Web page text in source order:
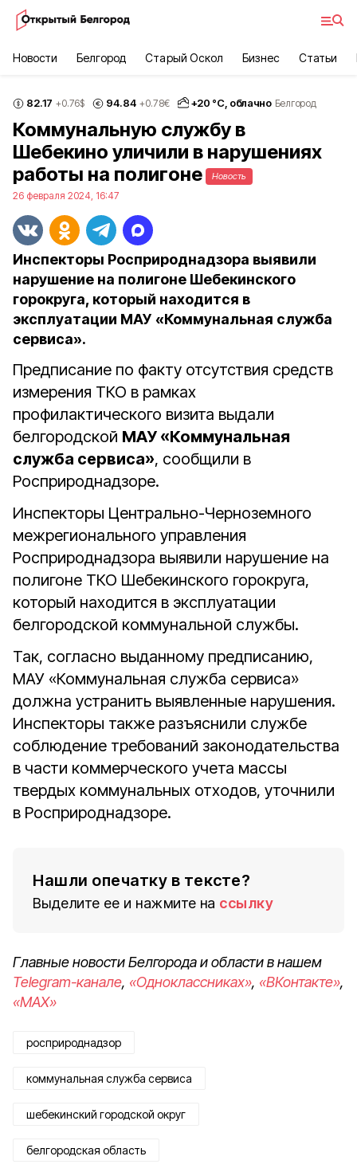
Новости Белгород Старый Оскол Бизнес Статьи
82.17 +0.76$ 94.84 +0.78€ +20 °С, облачно Белгород
Коммунальную службу в
Шебекино уличили в нарушениях
работы на полигоне
Новость
26 февраля 2024, 16:47
Инспекторы Росприроднадзора выявили
нарушение на полигоне Шебекинского
горокруга, который находится в
эксплуатации МАУ «Коммунальная служба
сервиса».
Предписание по факту отсутствия средств
измерения ТКО в рамках
профилактического визита выдали
белгородской МАУ «Коммунальная
служба сервиса», сообщили в
Росприроднадзоре.
Инспекторы Центрально-Черноземного
межрегионального управления
Росприроднадзора выявили нарушение на
полигоне ТКО Шебекинского горокруга,
который находится в эксплуатации
белгородской коммунальной службы.
Так, согласно выданному предписанию,
МАУ «Коммунальная служба сервиса»
должна устранить выявленные нарушения.
Инспекторы также разъяснили службе
соблюдение требований законодательства
в части коммерческого учета массы
твердых коммунальных отходов, уточнили
в Росприроднадзоре.
Нашли опечатку в тексте?
Выделите ее и нажмите на ссылку
Главные новости Белгорода и области в нашем
Telegram-канале, «Одноклассниках», «ВКонтакте»,
«MAX»
росприроднадзор
коммунальная служба сервиса
шебекинский городской округ
белгородская область